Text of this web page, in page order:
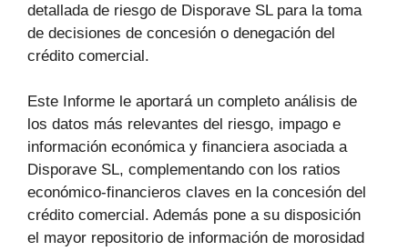
detallada de riesgo de Disporave SL para la toma
de decisiones de concesión o denegación del
crédito comercial.
Este Informe le aportará un completo análisis de
los datos más relevantes del riesgo, impago e
información económica y financiera asociada a
Disporave SL, complementando con los ratios
económico-financieros claves en la concesión del
crédito comercial. Además pone a su disposición
el mayor repositorio de información de morosidad